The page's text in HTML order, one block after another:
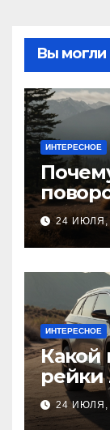
Вы могли
ИНТЕРЕСНОЕ
24 ИЮЛЯ,
ИНТЕРЕСНОЕ
Какой
рейки
24 ИЮЛЯ,